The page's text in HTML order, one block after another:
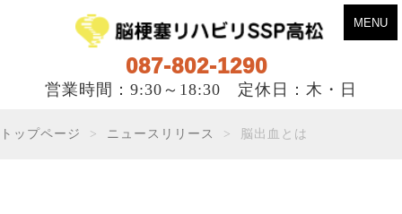
087-802-1290
営業時間：9:30～18:30 定休日：木・日
MENU
トップページ ニュースリリース 脳出血とは